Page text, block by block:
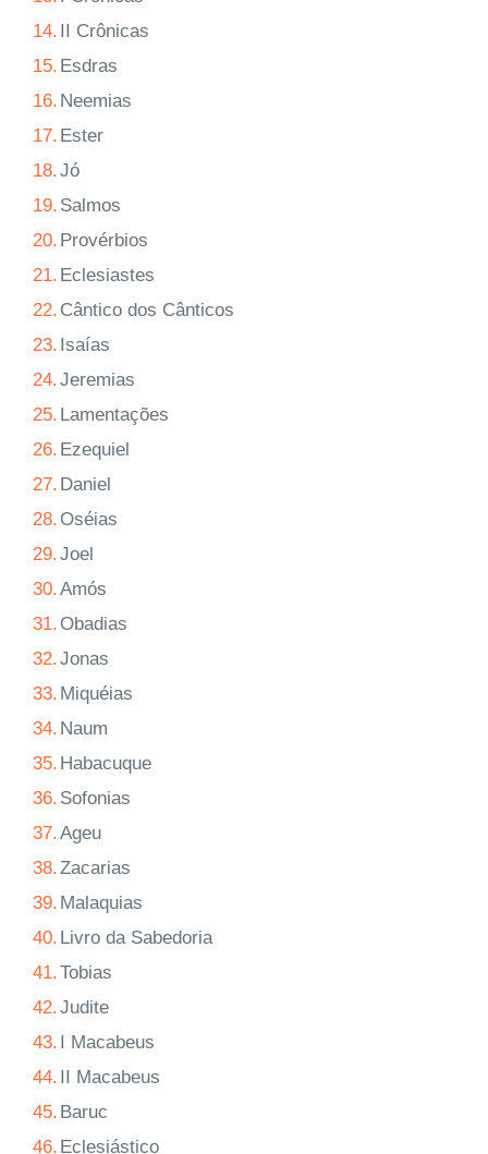
14. II Crônicas
15. Esdras
16. Neemias
17. Ester
18.Jó
19. Salmos
20. Provérbios
21. Eclesiastes
22. Cântico dos Cânticos
23. Isaías
24.Jeremias
25. Lamentações
26. Ezequiel
27. Daniel
28. Oséias
29.Joel
30.Amós
31. Obadias
32.Jonas
33. Miquéias
34. Naum
35. Habacuque
36. Sofonias
37.Ageu
38.Zacarias
39. Malaquias
40. Livro da Sabedoria
41.Tobias
42.Judite
43. I Macabeus
44. II Macabeus
45. Baruc
46. Eclesiástico